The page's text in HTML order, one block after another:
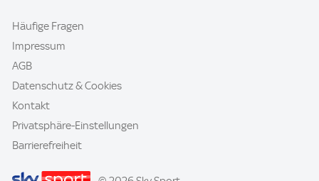
Häufige Fragen
Impressum
AGB
Datenschutz & Cookies
Kontakt
Privatsphäre-Einstellungen
Barrierefreiheit